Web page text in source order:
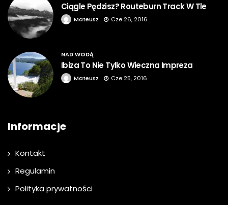
Ciągle Pędzisz? Routeburn Track W Tle
Mateusz Cze 26, 2016
NAD WODĄ
Ibiza To Nie Tylko Wieczna Impreza
Mateusz Cze 25, 2016
Informacje
Kontakt
Regulamin
Polityka prywatności